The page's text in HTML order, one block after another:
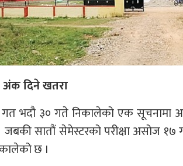
अंक दिने खतरा
गत भदौ ३० गते निकालेको एक सूचनामा
सातौं सेमेस्टरको परीक्षा असोज
छ ।